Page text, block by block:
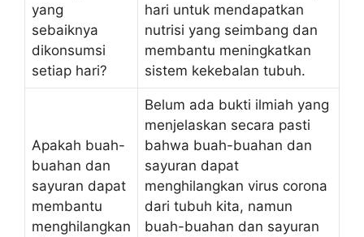
yang
sebaiknya
dikonsumsi
setiap hari?
hari untuk mendapatkan
nutrisi yang seimbang dan
membantu meningkatkan
sistem kekebalan tubuh.
Apakah buah-
buahan dan
sayuran dapat
membantu
menghilangkan
Belum ada bukti ilmiah yang
menjelaskan secara pasti
bahwa buah-buahan dan
sayuran dapat
menghilangkan virus corona
dari tubuh kita, namun
buah-buahan dan sayuran